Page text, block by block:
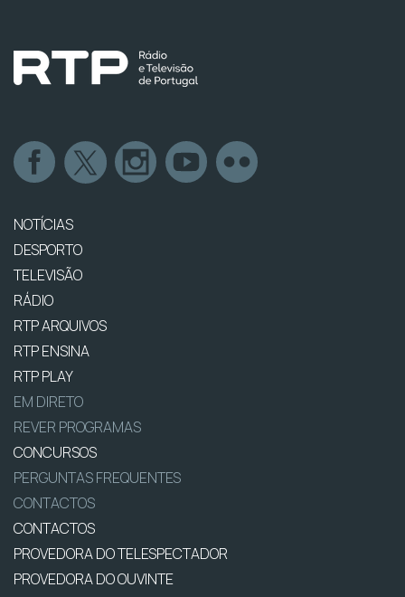
NOTÍCIAS
DESPORTO
TELEVISÃO
RÁDIO
RTP ARQUIVOS
RTP ENSINA
RTP PLAY
EM DIRETO
REVER PROGRAMAS
CONCURSOS
PERGUNTAS FREQUENTES
CONTACTOS
CONTACTOS
PROVEDORA DO TELESPECTADOR
PROVEDORA DO OUVINTE